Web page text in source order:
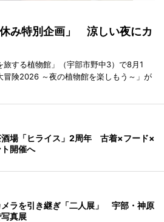
み特別企画」 涼しい夜にカ
旅する植物館」（宇部市野中3）で8月1
冒険2026 ～夜の植物館を楽しもう～」が
酒場「ヒライス」2周年 古着×フード×
開催へ
メラを引き継ぎ「二人展」 宇部・神原
真展